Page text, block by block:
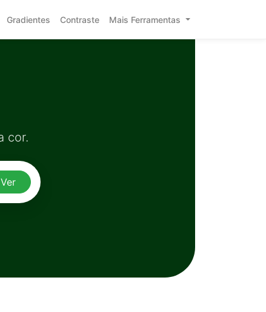
Gradientes Contraste Mais Ferramentas
cor.
Ver